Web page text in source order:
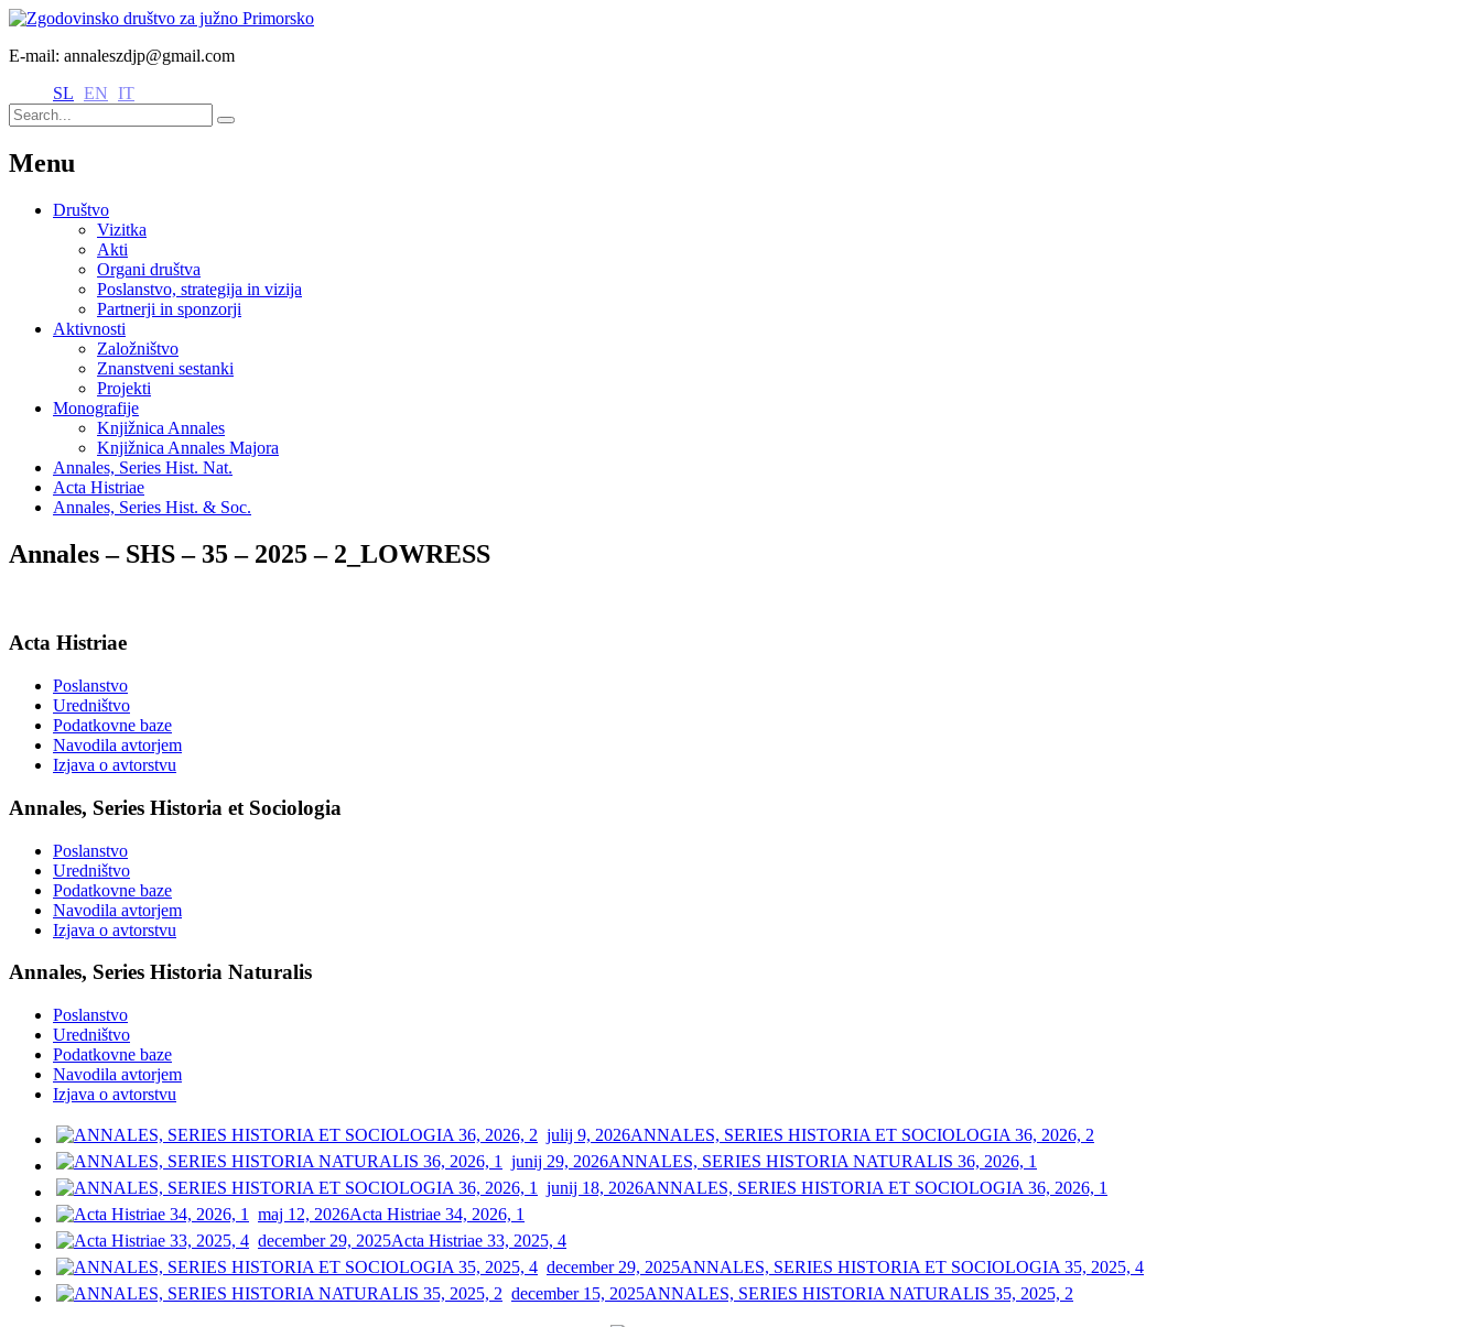
E-mail: annaleszdjp@gmail.com
SL EN IT
Menu
Društvo
Vizitka
Akti
Organi društva
Poslanstvo, strategija in vizija
Partnerji in sponzorji
Aktivnosti
Založništvo
Znanstveni sestanki
Projekti
Monografije
Knjižnica Annales
Knjižnica Annales Majora
Annales, Series Hist. Nat.
Acta Histriae
Annales, Series Hist. & Soc.
Annales – SHS – 35 – 2025 – 2_LOWRESS
Acta Histriae
Poslanstvo
Uredništvo
Podatkovne baze
Navodila avtorjem
Izjava o avtorstvu
Annales, Series Historia et Sociologia
Poslanstvo
Uredništvo
Podatkovne baze
Navodila avtorjem
Izjava o avtorstvu
Annales, Series Historia Naturalis
Poslanstvo
Uredništvo
Podatkovne baze
Navodila avtorjem
Izjava o avtorstvu
julij 9, 2026ANNALES, SERIES HISTORIA ET SOCIOLOGIA 36, 2026, 2
junij 29, 2026ANNALES, SERIES HISTORIA NATURALIS 36, 2026, 1
junij 18, 2026ANNALES, SERIES HISTORIA ET SOCIOLOGIA 36, 2026, 1
maj 12, 2026Acta Histriae 34, 2026, 1
december 29, 2025Acta Histriae 33, 2025, 4
december 29, 2025ANNALES, SERIES HISTORIA ET SOCIOLOGIA 35, 2025, 4
december 15, 2025ANNALES, SERIES HISTORIA NATURALIS 35, 2025, 2